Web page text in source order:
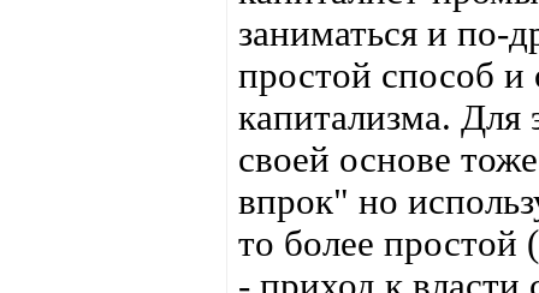
заниматься и по-
простой способ и
капитализма. Для
своей основе
впрок" но
то более простой